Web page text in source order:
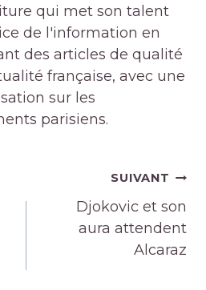
qui met son talent
de l'information en
des articles de qualité
française, avec une
sur les
parisiens.
SUIVANT
Djokovic et son
aura attendent
Alcaraz